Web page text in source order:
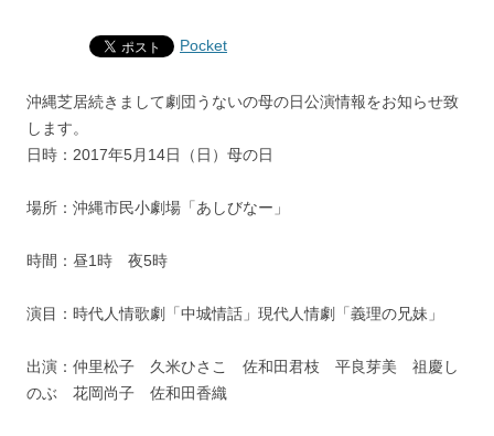
Pocket
沖縄芝居続きまして劇団うないの母の日公演情報をお知らせ致
します。
日時：2017年5月14日（日）母の日
場所：沖縄市民小劇場「あしびなー」
時間：昼1時 夜5時
演目：時代人情歌劇「中城情話」現代人情劇「義理の兄妹」
出演：仲里松子 久米ひさこ 佐和田君枝 平良芽美 祖慶し
のぶ 花岡尚子 佐和田香織